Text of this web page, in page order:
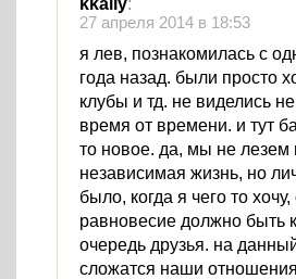
27 апреля 2014 в 18:53
я лев, познакомилась с
года назад. были просто
клубы и тд. не виделись
время от времени. и тут
то новое. да, мы не лезем
независимая жизнь, но
было, когда я чего то
равновесие должно быть
очередь друзья. на
сложатся наши